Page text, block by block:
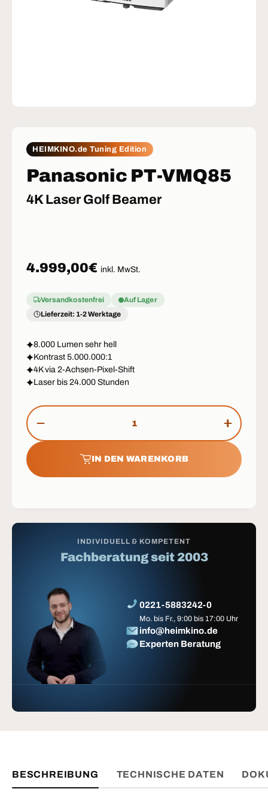
HEIMKINO.de Tuning Edition
Panasonic PT-VMQ85
4K Laser Golf Beamer
Normaler Preis
4.999,00€ inkl. MwSt.
Versandkostenfrei
Auf Lager
Lieferzeit: 1-2 Werktage
8.000 Lumen sehr hell
Kontrast 5.000.000:1
4K via 2-Achsen-Pixel-Shift
Laser bis 24.000 Stunden
Anzahl
MENGE
IN DEN WARENKORB
INDIVIDUELL & KOMPETENT
Fachberatung seit 2003
0221-5883242-0
Mo. bis Fr., 9:00 bis 17:00 Uhr
info@heimkino.de
Experten Beratung
BESCHREIBUNG TECHNISCHE DATEN